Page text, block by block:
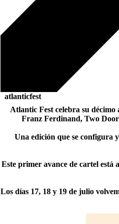
atlanticfest
Atlantic Fest celebra su décimo
Franz Ferdinand, Two
Una edición que se configura
Este primer avance de cartel está
Los días 17, 18 y 19 de julio